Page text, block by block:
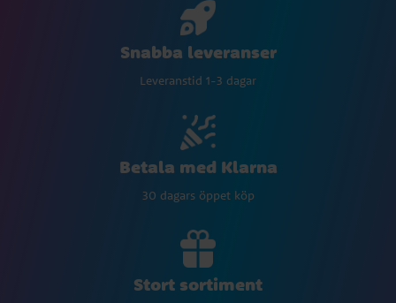
Snabba leveranser
Leveranstid 1-3 dagar
Betala med Klarna
30 dagars öppet köp
Stort sortiment